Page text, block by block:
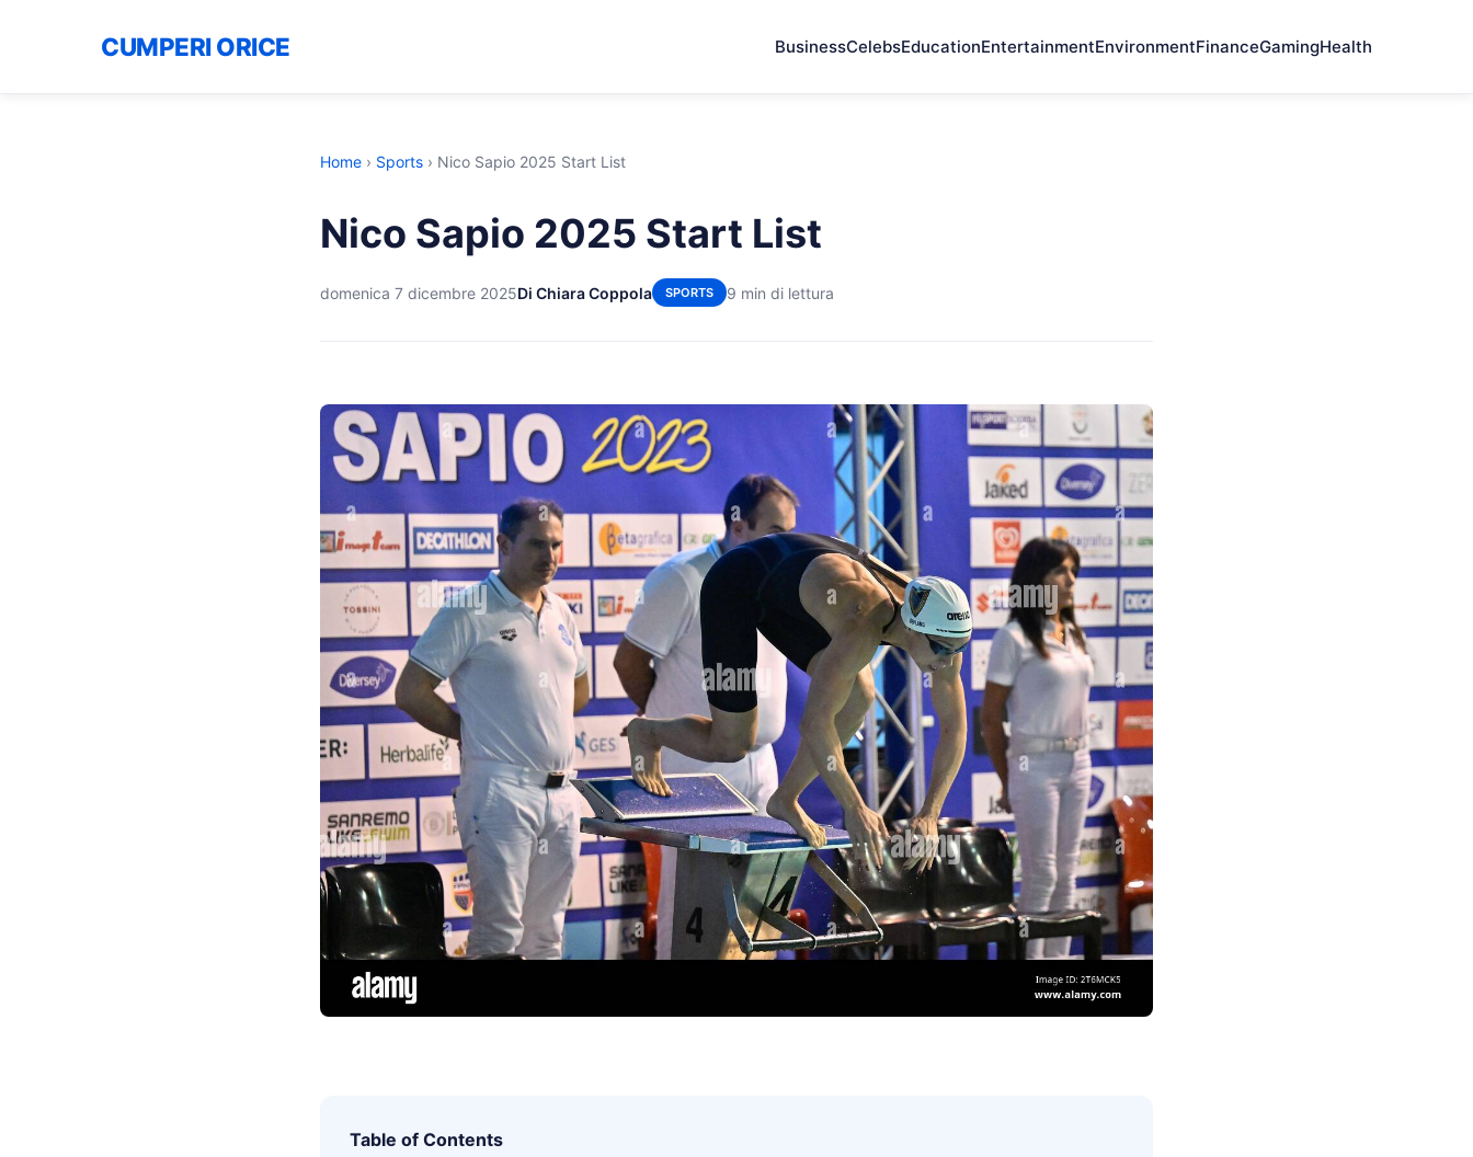
CUMPERI ORICE BusinessCelebsEducationEntertainmentEnvironmentFinanceGamingHealth
Home › Sports › Nico Sapio 2025 Start List
Nico Sapio 2025 Start List
domenica 7 dicembre 2025Di Chiara Coppola SPORTS 9 min di lettura
Table of Contents